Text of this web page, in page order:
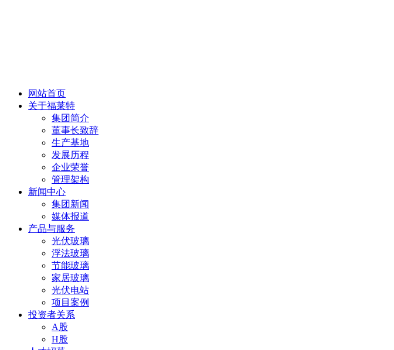
网站首页
关于福莱特
集团简介
董事长致辞
生产基地
发展历程
企业荣誉
管理架构
新闻中心
集团新闻
媒体报道
产品与服务
光伏玻璃
浮法玻璃
节能玻璃
家居玻璃
光伏电站
项目案例
投资者关系
A股
H股